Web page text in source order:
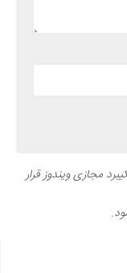
مجازی ویندوز قرار